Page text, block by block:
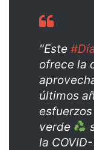
"Este
ofrece la
últimos
verde
la COVID-